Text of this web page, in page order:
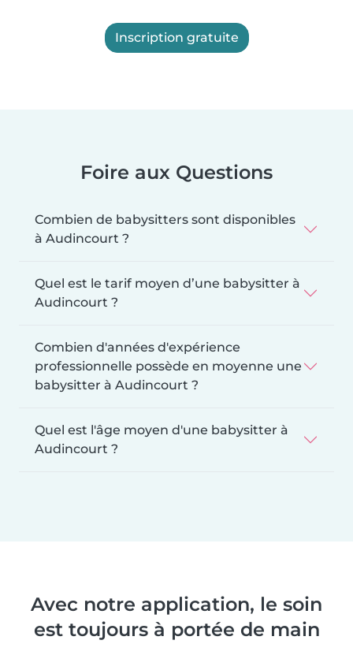
Inscription gratuite
Foire aux Questions
Combien de babysitters sont disponibles
à Audincourt ?
Quel est le tarif moyen d’une babysitter à
Audincourt ?
Combien d'années d'expérience
professionnelle possède en moyenne une
babysitter à Audincourt ?
Quel est l'âge moyen d'une babysitter à
Audincourt ?
Avec notre application, le soin
est toujours à portée de main